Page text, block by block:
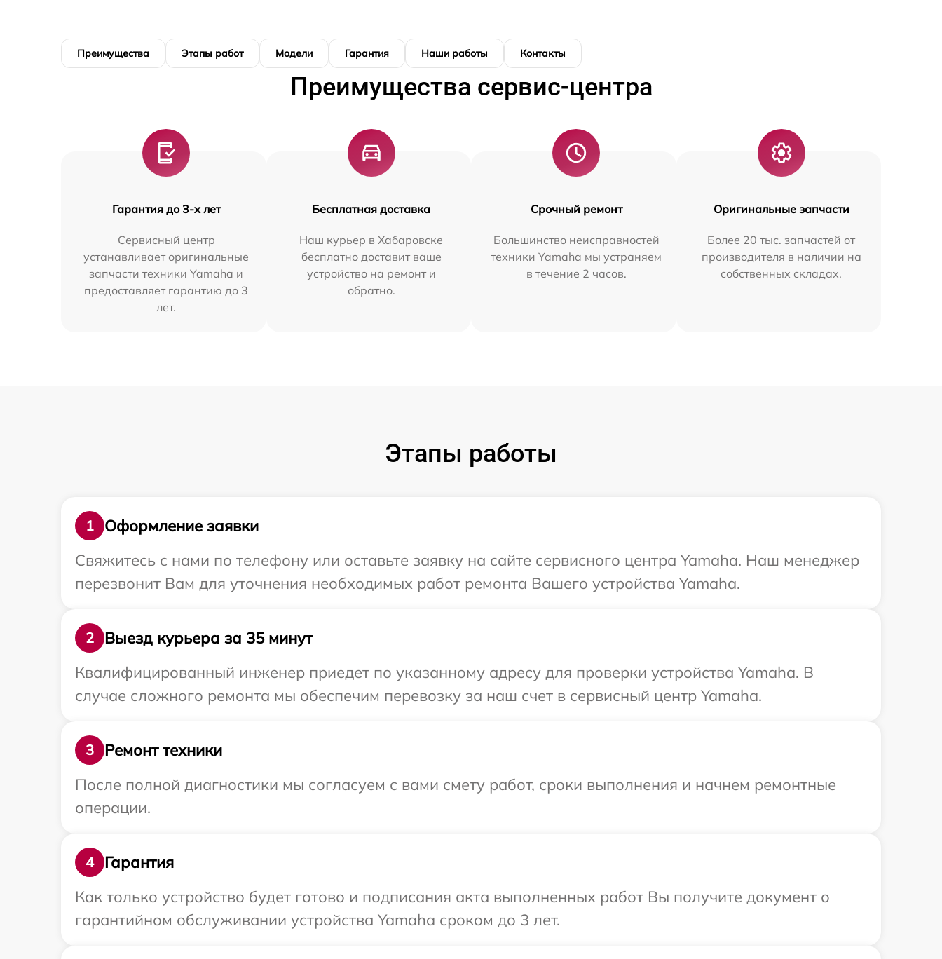
Преимущества Этапы работ Модели Гарантия Наши работы Контакты
Преимущества сервис-центра
Гарантия до 3-х лет
Сервисный центр
устанавливает оригинальные
запчасти техники Yamaha и
предоставляет гарантию до 3
лет.
Бесплатная доставка
Наш курьер в Хабаровске
бесплатно доставит ваше
устройство на ремонт и
обратно.
Срочный ремонт
Большинство неисправностей
техники Yamaha мы устраняем
в течение 2 часов.
Оригинальные запчасти
Более 20 тыс. запчастей от
производителя в наличии на
собственных складах.
Этапы работы
1
Оформление заявки
Свяжитесь с нами по телефону или оставьте заявку на сайте сервисного центра Yamaha. Наш менеджер
перезвонит Вам для уточнения необходимых работ ремонта Вашего устройства Yamaha.
2
Выезд курьера за 35 минут
Квалифицированный инженер приедет по указанному адресу для проверки устройства Yamaha. В
случае сложного ремонта мы обеспечим перевозку за наш счет в сервисный центр Yamaha.
3
Ремонт техники
После полной диагностики мы согласуем с вами смету работ, сроки выполнения и начнем ремонтные
операции.
4
Гарантия
Как только устройство будет готово и подписания акта выполненных работ Вы получите документ о
гарантийном обслуживании устройства Yamaha сроком до 3 лет.